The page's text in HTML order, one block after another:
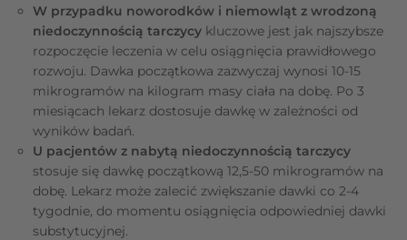
W przypadku noworodków i niemowląt z wrodzoną
niedoczynnością tarczycy kluczowe jest jak najszybsze
rozpoczęcie leczenia w celu osiągnięcia prawidłowego
rozwoju. Dawka początkowa zazwyczaj wynosi 10-15
mikrogramów na kilogram masy ciała na dobę. Po 3
miesiącach lekarz dostosuje dawkę w zależności od
wyników badań.
U pacjentów z nabytą niedoczynnością tarczycy
stosuje się dawkę początkową 12,5-50 mikrogramów na
dobę. Lekarz może zalecić zwiększanie dawki co 2-4
tygodnie, do momentu osiągnięcia odpowiedniej dawki
substytucyjnej.